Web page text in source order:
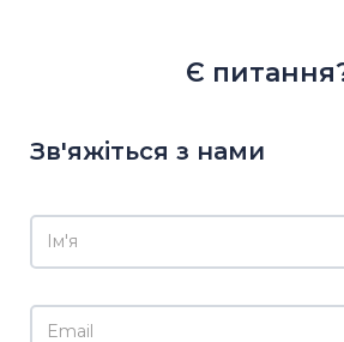
Є
Зв'яжіться з нами